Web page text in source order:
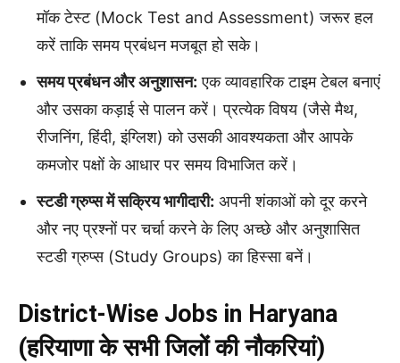
मॉक टेस्ट (Mock Test and Assessment) जरूर हल
करें ताकि समय प्रबंधन मजबूत हो सके।
समय प्रबंधन और अनुशासन: एक व्यावहारिक टाइम टेबल बनाएं
और उसका कड़ाई से पालन करें। प्रत्येक विषय (जैसे मैथ,
रीजनिंग, हिंदी, इंग्लिश) को उसकी आवश्यकता और आपके
कमजोर पक्षों के आधार पर समय विभाजित करें।
स्टडी ग्रुप्स में सक्रिय भागीदारी: अपनी शंकाओं को दूर करने
और नए प्रश्नों पर चर्चा करने के लिए अच्छे और अनुशासित
स्टडी ग्रुप्स (Study Groups) का हिस्सा बनें।
District-Wise Jobs in Haryana
(हरियाणा के सभी जिलों की नौकरियां)